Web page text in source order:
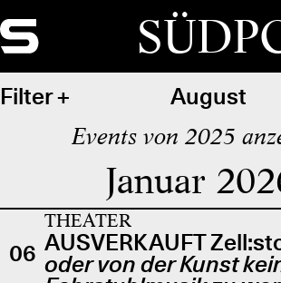
Filter
Events von 2025
Januar
06
THEATER
AUSVERKAUFT
oder von der Kunst